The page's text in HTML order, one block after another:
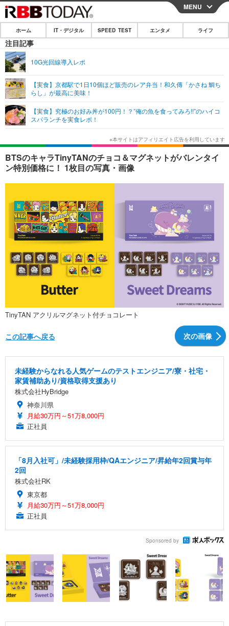
CLOSE
ホーム
IT・デジタル
ネタ
ショッピング その他
SPEED TEST
エンタメ
エンタメTOP
韓国・芸能
音楽 スポーツ
ショッピング その他
ライフ
ライフTOP グルメ
ペット ショッピング
その他
リリース一覧
プッシュ通知の停止方法
MENU
ホーム IT・デジタル SPEED TEST エンタメ ライフ
注目記事
10G光回線導入レポ
【実食】京都駅で1日10個ほど販売のレア弁当！和久傳「かさね 鯛ち
らし」が最高に美味！
【実食】究極のお好み丼が100円！？”俺の魚を食ってみろ!!”のハイコ
スパランチを実食レポ！
BTSのキャラTinyTANのチョコ＆マグネットがバレンタイ
ン特別価格に！ 1枚目の写真・画像
TinyTAN アクリルマグネット付チョコレート
次の画像
この記事へ戻る
未経験からなれる人気ゲームのテストエンジニア/寮・社宅・
家賃補助あり/資格取得支援あり
株式会社HyBridge
神奈川県
月給30万円～51万8,000円
正社員
「8月入社可」/未経験採用枠/QAエンジニア/昇給年2回賞与年
2回
株式会社RK
東京都
月給30万円～51万8,000円
正社員
Sponsored by